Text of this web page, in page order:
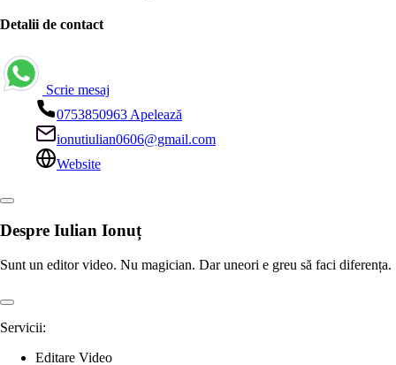
Detalii de contact
Scrie mesaj
0753850963 Apelează
ionutiulian0606@gmail.com
Website
Despre Iulian Ionuț
Sunt un editor video. Nu magician. Dar uneori e greu să faci diferența.
Servicii:
Editare Video